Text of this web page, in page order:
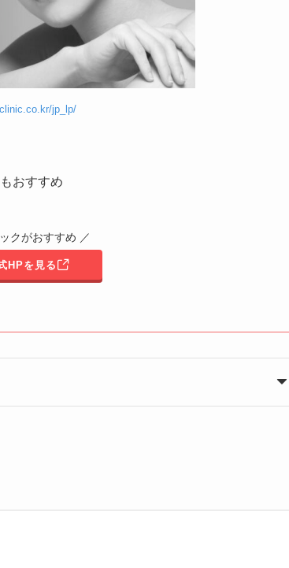
jp_lp/
おすすめ
クがおすすめ ／
HPを見る